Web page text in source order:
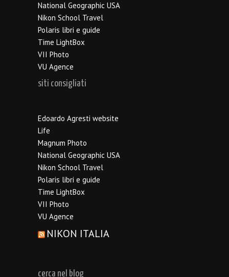
National Geographic USA
Nikon School Travel
Polaris libri e guide
Time LightBox
VII Photo
VU Agence
siti consigliati
Edoardo Agresti website
Life
Magnum Photo
National Geographic USA
Nikon School Travel
Polaris libri e guide
Time LightBox
VII Photo
VU Agence
NIKON ITALIA
cerca nel blog